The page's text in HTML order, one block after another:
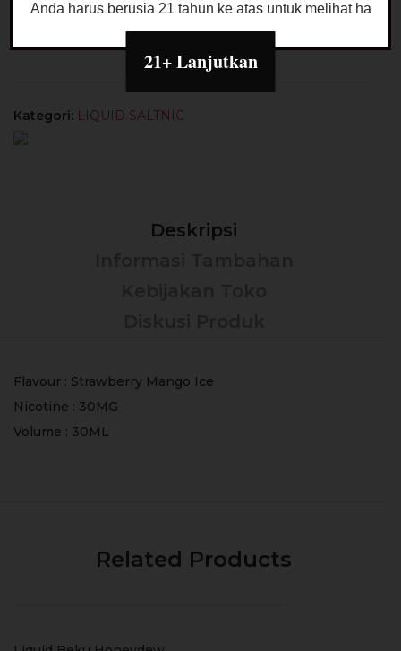
Asian
Kategori: LIQUID SALTNIC
Deskripsi
Flavour : Strawberry Mango Ice
Nicotine : 30MG
Volume : 30ML
Related Products
Anda harus berusia 21 tahun ke atas untuk melihat
21+ Lanjutkan